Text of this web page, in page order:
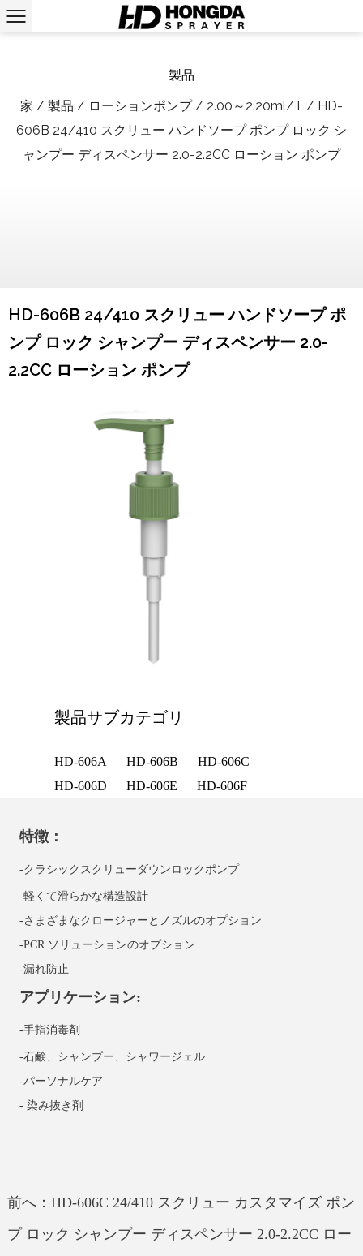
製品
家 / 製品 / ローションポンプ/ 2.00～2.20ml/T / HD-
606B 24/410 スクリュー ハンドソープ ポンプ ロック シ
ャンプー ディスペンサー 2.0-2.2CC ローション ポンプ
HD-606B 24/410 スクリュー ハンドソープ ポ
ンプ ロック シャンプー ディスペンサー 2.0-
2.2CC ローション ポンプ
製品サブカテゴリ
HD-606A HD-606B
HD-606C
HD-606D
HD-606E HD-606F
特徴：
-クラシックスクリューダウンロックポンプ
-軽くて滑らかな構造設計
-さまざまなクロージャーとノズルのオプション
-PCR ソリューションのオプション
-漏れ防止
アプリケーション:
-手指消毒剤
-石鹸、シャンプー、シャワージェル
-パーソナルケア
- 染み抜き剤
前へ：HD-606C 24/410 スクリュー カスタマイズ ポン
プ ロック シャンプー ディスペンサー 2.0-2.2CC ロー